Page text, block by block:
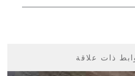
ذات علاقة